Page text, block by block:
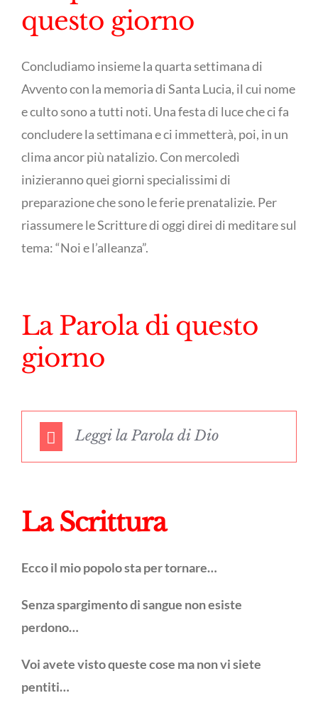
questo giorno
Concludiamo insieme la quarta settimana di
Avvento con la memoria di Santa Lucia, il cui nome
e culto sono a tutti noti. Una festa di luce che ci fa
concludere la settimana e ci immetterà, poi, in un
clima ancor più natalizio. Con mercoledì
inizieranno quei giorni specialissimi di
preparazione che sono le ferie prenatalizie. Per
riassumere le Scritture di oggi direi di meditare sul
tema: “Noi e l’alleanza”.
La Parola di questo
giorno
Leggi la Parola di Dio
La Scrittura
Ecco il mio popolo sta per tornare…
Senza spargimento di sangue non esiste
perdono…
Voi avete visto queste cose ma non vi siete
pentiti…